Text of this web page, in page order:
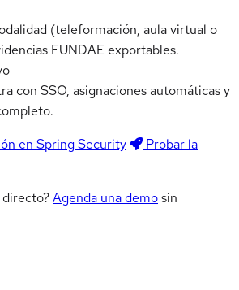
(teleformación, aula virtual o
FUNDAE exportables.
con SSO, asignaciones automáticas y
en Spring Security
Probar la
Agenda una demosin